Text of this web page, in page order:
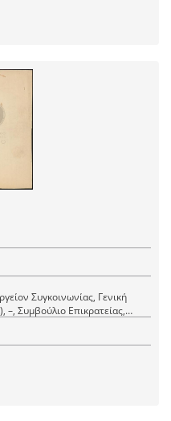
Συγκοινωνίας, Γενική
–, Συμβούλιο Επικρατείας,